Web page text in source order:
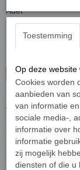
Adet
Sepete
Anadolu toprakları
Hoca ise bu
birisidir. Söylediği
insanlığa vereceği
hazırcevaplığı;
üretebilmesi
Toestemming
Op deze
Cookies worden
aanbieden van
van informatie
sociale media-,
informatie over
informatie
zij mogelijk
diensten of die u